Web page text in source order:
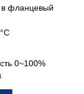
в фланцевый
0~100%